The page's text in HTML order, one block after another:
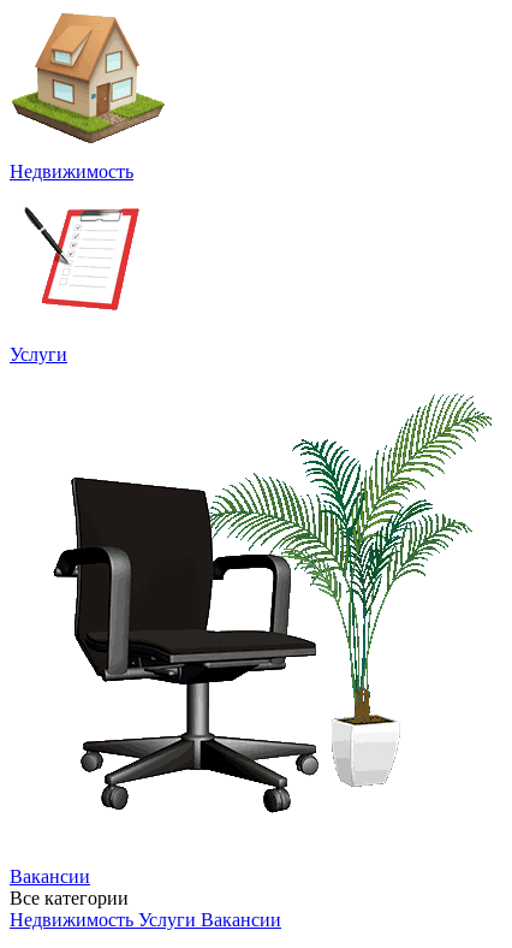
Недвижимость
Услуги
Вакансии
Все категории
Недвижимость Услуги Вакансии